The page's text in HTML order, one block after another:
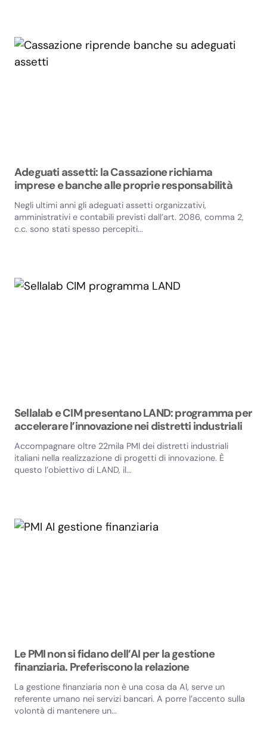
Adeguati assetti: la Cassazione richiama
imprese e banche alle proprie responsabilità
Negli ultimi anni gli adeguati assetti organizzativi,
amministrativi e contabili previsti dall’art. 2086, comma 2,
c.c. sono stati spesso percepiti...
Sellalab e CIM presentano LAND: programma per
accelerare l’innovazione nei distretti industriali
Accompagnare oltre 22mila PMI dei distretti industriali
italiani nella realizzazione di progetti di innovazione. È
questo l’obiettivo di LAND, il...
Le PMI non si fidano dell’AI per la gestione
finanziaria. Preferiscono la relazione
La gestione finanziaria non è una cosa da AI, serve un
referente umano nei servizi bancari. A porre l’accento sulla
volontà di mantenere un...